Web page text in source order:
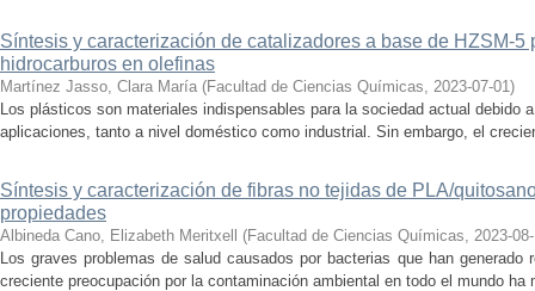
Síntesis y caracterización de catalizadores a base de HZSM-5
hidrocarburos en olefinas
Martínez Jasso, Clara María (Facultad de Ciencias Químicas, 2023-07-01)
Los plásticos son materiales indispensables para la sociedad actual debido
aplicaciones, tanto a nivel doméstico como industrial. Sin embargo, el
Síntesis y caracterización de fibras no tejidas de PLA/
propiedades
Albineda Cano, Elizabeth Meritxell (Facultad de Ciencias Químicas, 2023-
Los graves problemas de salud causados por bacterias que han
creciente preocupación por la contaminación ambiental en todo el mundo